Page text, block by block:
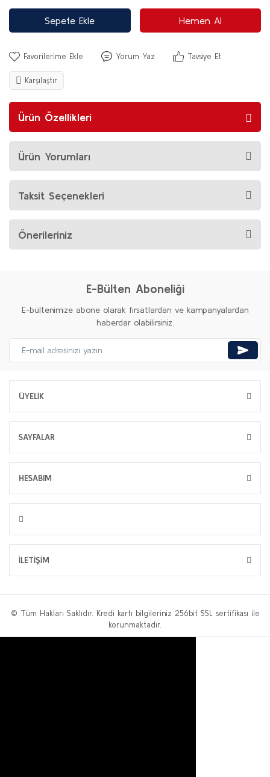
Sepete Ekle Hemen Al
Yorum Yaz Tavsiye Et
Karşılaştır
Ürün Özellikleri
Ürün Yorumları
Taksit Seçenekleri
Önerileriniz
E-Bülten Aboneliği
E-bültenimize abone olarak fırsatlardan ve kampanyalardan
haberdar olabilirsiniz.
ÜYELİK
SAYFALAR
HESABIM
İLETİŞİM
© Tüm Hakları Saklıdır. Kredi kartı bilgileriniz 256bit SSL sertifikası ile
korunmaktadır.